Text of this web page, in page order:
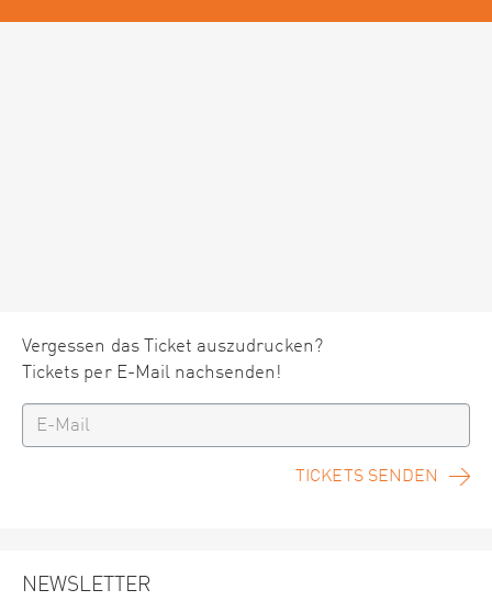
Vergessen das Ticket auszudrucken?
Tickets per E-Mail nachsenden!
TICKETS SENDEN
NEWSLETTER